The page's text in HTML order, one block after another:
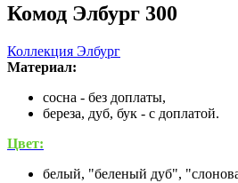
Комод Элбург 300
Коллекция Элбург
Материал:
сосна - без доплаты,
береза, дуб, бук - с доплатой.
Цвет:
белый, "беленый дуб",